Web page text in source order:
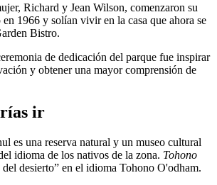
Richard y Jean Wilson, comenzaron su
1966 y solían vivir en la casa que ahora se
Bistro.
de dedicación del parque fue inspirar
y obtener una mayor comprensión de
ir
es una reserva natural y un museo cultural
idioma de los nativos de la zona. Tohono
desierto” en el idioma Tohono O'odham.